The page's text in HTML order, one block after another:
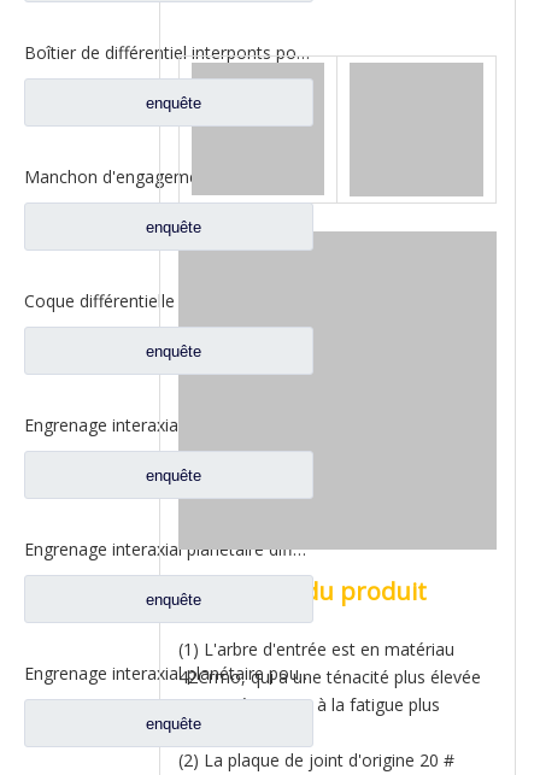
Boîtier de différentiel interponts pour pièces de camion Fuwa AY0412M0-8
enquête
enquête
enquête
enquête
Engrenage interaxial planétaire différentiel inter-essieux pour pièces de camion Fuwa CF0402M0-0
enquête
Engrenage interaxial planétaire pour pièces de camion Fuwa 2SCF0040M0-8
enquête
Avantages du produit
(1) L'arbre d'entrée est en matériau
42Crmo, qui a une ténacité plus élevée
et une résistance à la fatigue plus
élevée.
(2) La plaque de joint d'origine 20 #